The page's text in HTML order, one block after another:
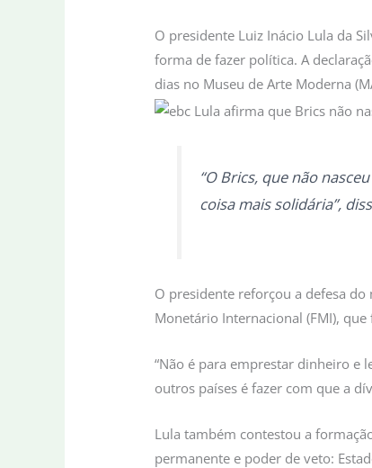
O presidente Luiz Inácio Lula da
forma de fazer política. A
dias no Museu de Arte Moderna
“O Brics, que não
coisa mais solidária”,
O presidente reforçou a defesa
Monetário Internacional (FMI),
“Não é para emprestar dinheiro e
outros países é fazer com que a
Lula também contestou a
permanente e poder de veto: